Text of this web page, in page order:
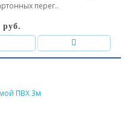
перег..
руб.